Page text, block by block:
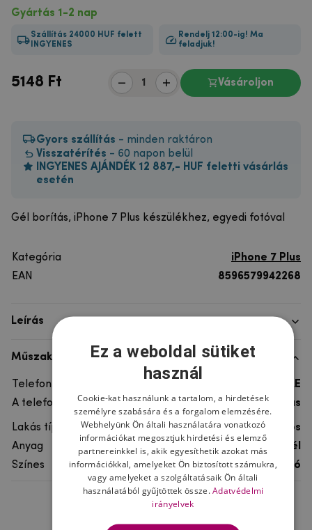
Gyártás 1-2 nap
Szállítás 24000 HUF felett
INGYENES
Rendelj 12:00-ig! Ma
feladjuk!
5148 Ft Vásároljon
Gyors szállítás - minden raktáron
Visszatérítés - 60 napon belül
INGYENES AJÁNDÉK 12 887,- HUF feletti vásárlás
esetén
Gél borítás, iPhone 7 Plus készülékhez, egyedi fotóval
Kategória
iPhone 7 Plus
EAN
8596579942268
Leírás
Műszaki adatok
Telefon márka
APPLE
A telefonmodellhez
iPhone 7 Plus
Lakás típusa
Gél, Ultra tartós
Anyag
rugalmas gél
Színes
átlátszó
Ne felejtsd el
Ez a weboldal sütiket
használ
Cookie-kat használunk a tartalom, a hirdetések
személyre szabására és a forgalom elemzésére.
Webhelyünk Ön általi használatára vonatkozó
információkat megosztjuk hirdetési és elemző
partnereinkkel is, akik egyesíthetik azokat más
információkkal, amelyeket Ön biztosított számukra,
vagy amelyeket a szolgáltatásaik Ön általi
használatából gyűjtöttek össze.Adatvédelmi
irányelvek